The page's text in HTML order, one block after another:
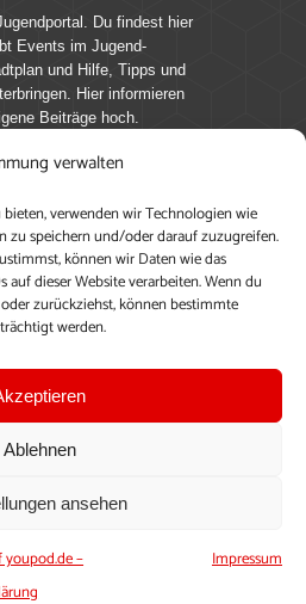
verwalten
verwenden wir Technologien wie
zu speichern und/oder darauf zuzugreifen.
können wir Daten wie das
dieser Website verarbeiten. Wenn du
zurückziehst, können bestimmte
werden.
Ablehnen
ansehen
–
Impressum
Du findest hier
Events im Jugend-
und Hilfe, Tipps und
Hier informieren
Beiträge hoch.
wie dir. Sammel
deine Perspektive und
auf youpod.de.Du musst
nutzen zu können, ein
hochzuladen und zu
Einloggen